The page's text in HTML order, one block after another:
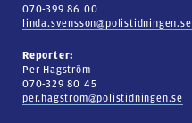
070-399 86 00
linda.svensson@polistidningen.se
Reporter:
Per Hagström
070-329 80 45
per.hagstrom@polistidningen.se